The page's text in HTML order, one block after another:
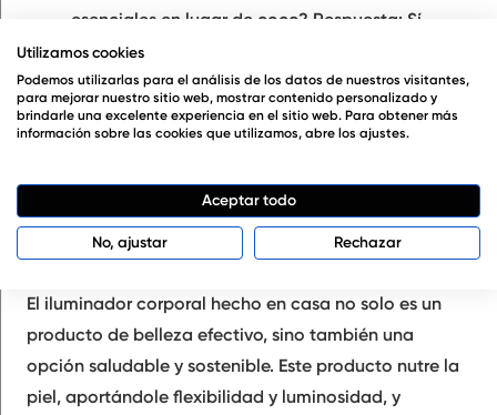
esenciales en lugar de coco? Respuesta: Sí,
puedes personalizar el aroma usando otros
aceites esenciales de tu preferencia.
Pregunta 3: ¿Es seguro usar pigmentos minerales
pigmentos minerales cosméticos de alta
calidad, son seguros para la piel.
El iluminador corporal hecho en casa no solo es un
producto de belleza efectivo, sino también una
opción saludable y sostenible. Este producto nutre la
piel, aportándole flexibilidad y luminosidad, y
Utilizamos cookies
Podemos utilizarlas para el análisis de los datos de nuestros visitantes,
para mejorar nuestro sitio web, mostrar contenido personalizado y
brindarle una excelente experiencia en el sitio web. Para obtener más
información sobre las cookies que utilizamos, abre los ajustes.
Aceptar todo
No, ajustar Rechazar